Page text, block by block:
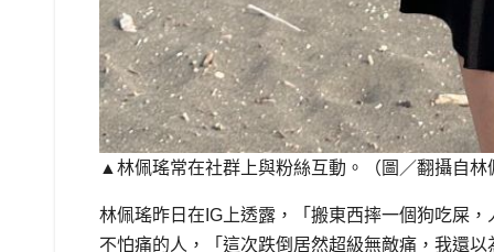
▲林佩瑤常在社群上與粉絲互動。（圖／翻攝自林
林佩瑤昨日在IG上透露，「搬東西摔一個狗吃屎
不怕痛的人，「這次跌倒居然超級無敵痛，我還